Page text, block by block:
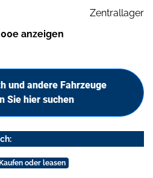
Zentrallager
anzeigen
und andere Fahrzeuge
Sie hier suchen
oder leasen